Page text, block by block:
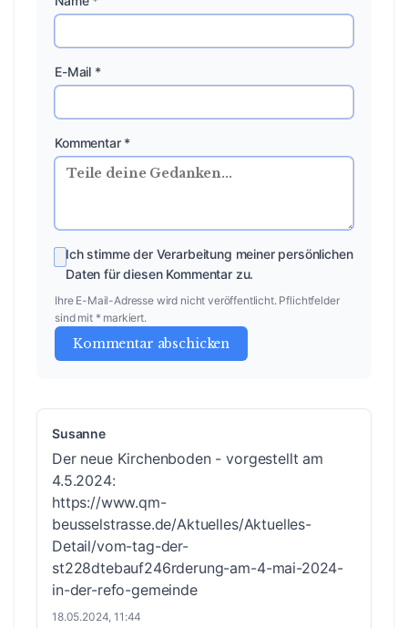
E-Mail *
Kommentar *
Ich stimme der Verarbeitung meiner persönlichen
Daten für diesen Kommentar zu.
Ihre E-Mail-Adresse wird nicht veröffentlicht. Pflichtfelder
sind mit * markiert.
Kommentar abschicken
Susanne
Der neue Kirchenboden - vorgestellt am
4.5.2024:
https://www.qm-
beusselstrasse.de/Aktuelles/Aktuelles-
Detail/vom-tag-der-
st228dtebauf246rderung-am-4-mai-2024-
in-der-refo-gemeinde
18.05.2024, 11:44